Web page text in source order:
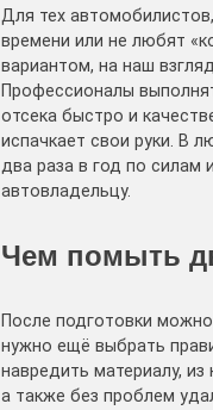
Для тех
времени или не любят
вариантом, на наш
Профессионалы
отсека быстро и
испачкает свои руки. В
два раза в год по
автовладельцу.
Чем помыть
После подготовки
нужно ещё выбрать
навредить материалу,
а также без проблем